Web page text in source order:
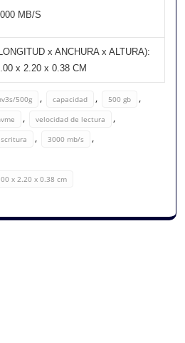
MB/S
x ANCHURA x ALTURA):
x 2.20 x 0.38 CM
500g , capacidad , 500 gb ,
, velocidad de lectura ,
, 3000 mb/s ,
x 2.20 x 0.38 cm